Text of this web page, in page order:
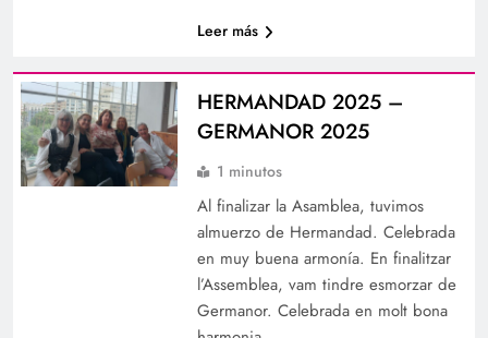
Leer más
HERMANDAD 2025 –
GERMANOR 2025
1 minutos
Al finalizar la Asamblea, tuvimos
almuerzo de Hermandad. Celebrada
en muy buena armonía. En finalitzar
l’Assemblea, vam tindre esmorzar de
Germanor. Celebrada en molt bona